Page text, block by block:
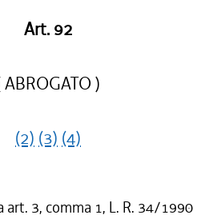
Art. 92
ABROGATO )
(2) (3) (4)
art. 3, comma 1, L. R. 34/1990